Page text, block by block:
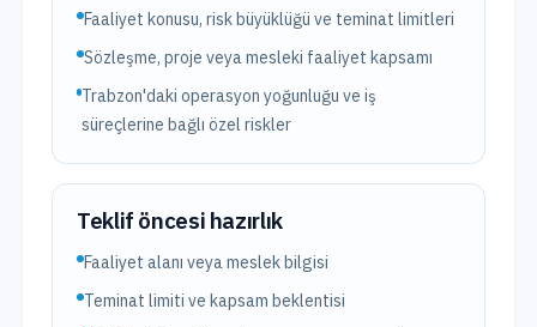
Faaliyet konusu, risk büyüklüğü ve teminat limitleri
Sözleşme, proje veya mesleki faaliyet kapsamı
Trabzon'daki operasyon yoğunluğu ve iş
süreçlerine bağlı özel riskler
Teklif öncesi hazırlık
Faaliyet alanı veya meslek bilgisi
Teminat limiti ve kapsam beklentisi